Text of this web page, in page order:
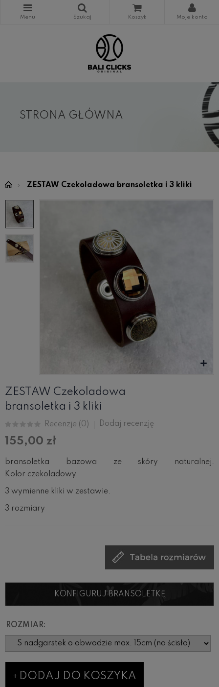
STRONA GŁÓWNA
ZESTAW Czekoladowa bransoletka i 3 kliki
ZESTAW Czekoladowa
bransoletka i 3 kliki
Recenzje (0) Dodaj recenzję
155,00 zł
bransoletka bazowa ze skóry naturalnej.
Kolor czekoladowy
3 wymienne kliki w zestawie.
3 rozmiary
KONFIGURUJ BRANSOLETKĘ
ROZMIAR:
DODAJ DO KOSZYKA